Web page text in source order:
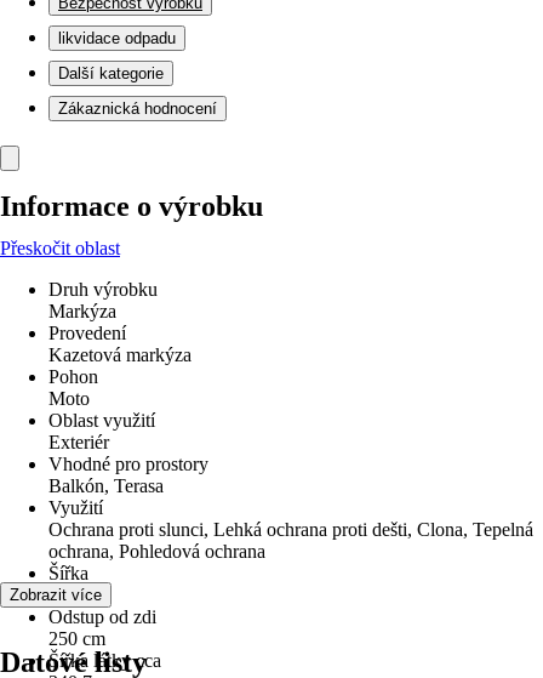
likvidace odpadu
Další kategorie
Zákaznická hodnocení
Informace o výrobku
Přeskočit oblast
Druh výrobku
Markýza
Provedení
Kazetová markýza
Pohon
Moto
Oblast využití
Exteriér
Vhodné pro prostory
Balkón, Terasa
Využití
Ochrana proti slunci, Lehká ochrana proti dešti, Clona, Tepelná
ochrana, Pohledová ochrana
Šířka
360 cm
Odstup od zdi
250 cm
Šířka látky cca
Zobrazit více
Datové listy